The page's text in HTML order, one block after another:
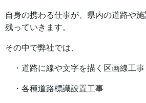
自身の携わる仕事が、県内の道路や
残っていきます。
その中で弊社では、
・道路に線や文字を描く区画線工事
・各種道路標識設置工事